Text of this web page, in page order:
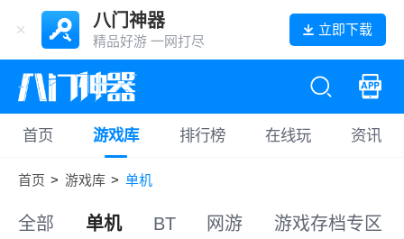
八门神器
精品好游 一网打尽
立即下载
首页 游戏库 排行榜 在线玩 资讯
首页 > 游戏库 > 单机
全部 单机 BT 网游 游戏存档专区